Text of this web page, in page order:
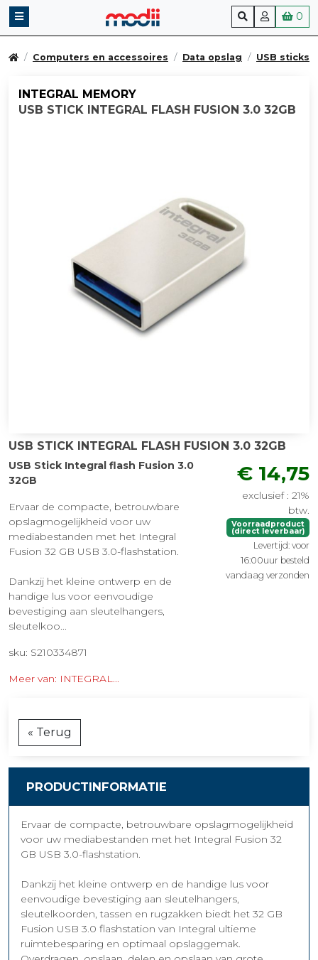
0
Computers en accessoires Data opslag USB sticks
INTEGRAL MEMORY
USB STICK INTEGRAL FLASH FUSION 3.0 32GB
USB STICK INTEGRAL FLASH FUSION 3.0 32GB
USB Stick Integral flash Fusion 3.0
32GB
Ervaar de compacte, betrouwbare
opslagmogelijkheid voor uw
mediabestanden met het Integral
Fusion 32 GB USB 3.0-flashstation.
Dankzij het kleine ontwerp en de
handige lus voor eenvoudige
bevestiging aan sleutelhangers,
sleutelkoo...
sku: S210334871
Meer van: INTEGRAL...
€ 14,75
exclusief : 21%
btw.
Voorraadproduct
(direct leverbaar)
Levertijd: voor
16:00uur besteld
vandaag verzonden
« Terug
PRODUCTINFORMATIE
Ervaar de compacte, betrouwbare opslagmogelijkheid
voor uw mediabestanden met het Integral Fusion 32
GB USB 3.0-flashstation.
Dankzij het kleine ontwerp en de handige lus voor
eenvoudige bevestiging aan sleutelhangers,
sleutelkoorden, tassen en rugzakken biedt het 32 GB
Fusion USB 3.0 flashstation van Integral ultieme
ruimtebesparing en optimaal opslaggemak.